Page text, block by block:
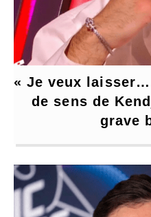
« Je veux
de sens de
grave